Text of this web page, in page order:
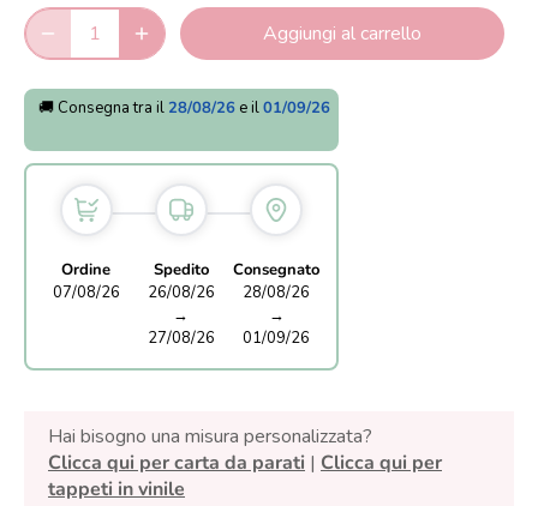
Aggiungi al carrello
🚚 Consegna tra il 28/08/26 e il01/09/26
Ordine
07/08/26
Spedito
26/08/26
→
27/08/26
Consegnato
28/08/26
→
01/09/26
Hai bisogno una misura personalizzata?
Clicca qui per carta da parati | Clicca qui per
tappeti in vinile